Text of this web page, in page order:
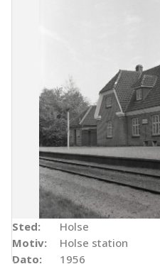
Sted:
Holse
Motiv:
Holse station
Dato:
1956